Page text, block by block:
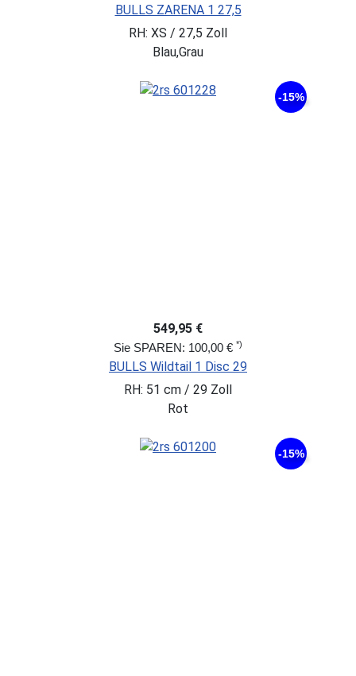
BULLS ZARENA 1 27,5
RH: XS / 27,5 Zoll
Blau,Grau
-15%
549,95 €
Sie SPAREN: 100,00 € *)
BULLS Wildtail 1 Disc 29
RH: 51 cm / 29 Zoll
Rot
-15%